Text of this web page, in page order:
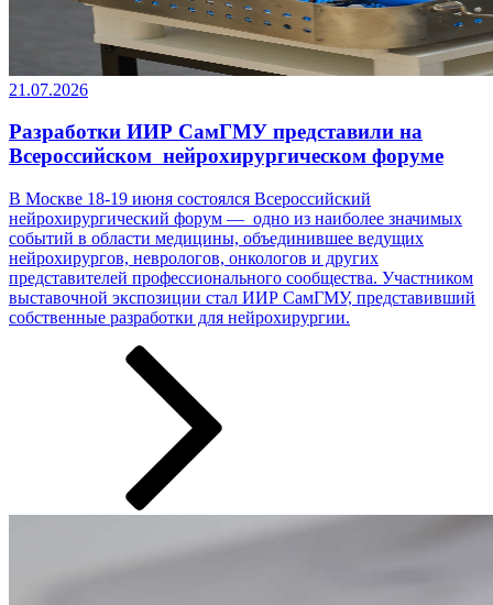
21.07.2026
Разработки ИИР СамГМУ представили на
Всероссийском нейрохирургическом форуме
В Москве 18-19 июня состоялся Всероссийский
нейрохирургический форум — одно из наиболее значимых
событий в области медицины, объединившее ведущих
нейрохирургов, неврологов, онкологов и других
представителей профессионального сообщества. Участником
выставочной экспозиции стал ИИР СамГМУ, представивший
собственные разработки ­­­для нейрохирургии.